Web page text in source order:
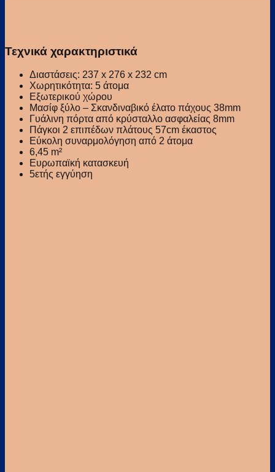
Τεχνικά χαρακτηριστικά
Διαστάσεις: 237 x 276 x 232 cm
Χωρητικότητα: 5 άτομα
Εξωτερικού χώρου
Μασίφ ξύλο – Σκανδιναβικό έλατο πάχους 38mm
Γυάλινη πόρτα από κρύσταλλο ασφαλείας 8mm
Πάγκοι 2 επιπέδων πλάτους 57cm έκαστος
Εύκολη συναρμολόγηση από 2 άτομα
6,45 m²
Ευρωπαϊκή κατασκευή
5ετής εγγύηση